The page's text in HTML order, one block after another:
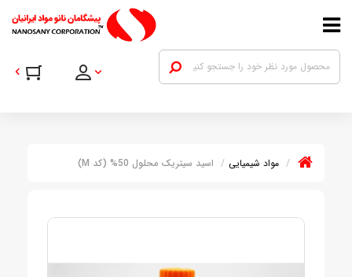
مواد شیمیایی اسید سیتریک محلول 50% (کد M)